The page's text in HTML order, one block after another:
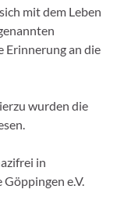
mit dem Leben
Erinnerungan die
wurden die
in
Göppingen e.V.